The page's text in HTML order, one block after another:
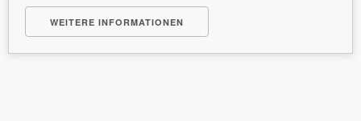
WEITERE INFORMATIONEN